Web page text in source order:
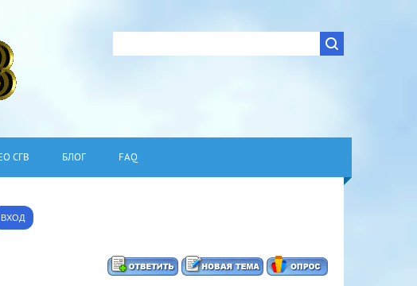
СГВ БЛОГ FAQ
ВХОД